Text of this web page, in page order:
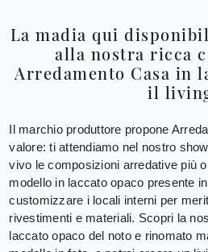
La madia qui
alla nostra ricca
Arredamento Casa in
il
Il marchio produttore propone
valore: ti attendiamo nel nostro
vivo le composizioni arredative più
modello in laccato opaco presente
customizzare i locali interni per
rivestimenti e materiali. Scopri la
laccato opaco del noto e rinomato